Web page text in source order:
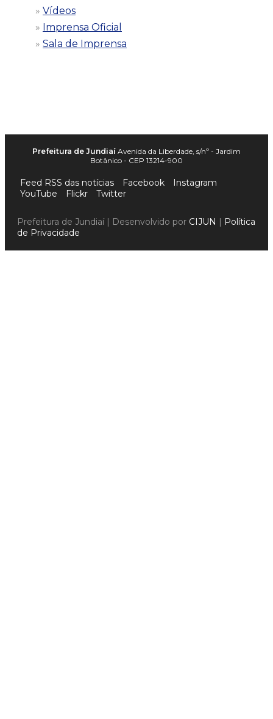
Vídeos
Imprensa Oficial
Sala de Imprensa
Prefeitura de Jundiaí Avenida da Liberdade, s/nº - Jardim
Botânico - CEP 13214-900
Feed RSS das notícias Facebook
Instagram
YouTube
Flickr Twitter
Prefeitura de Jundiaí | Desenvolvido por CIJUN | Política
de Privacidade